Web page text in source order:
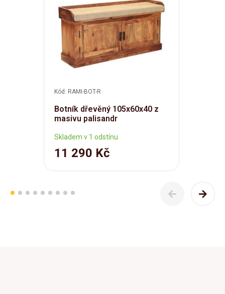
Kód: RAMI-BOT-R
Botník dřevěný 105x60x40 z
masivu palisandr
Skladem v 1 odstínu
11 290 Kč